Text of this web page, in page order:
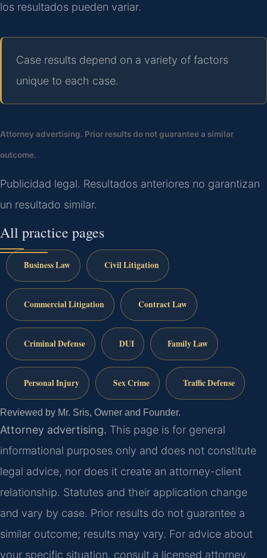
los resultados pueden variar.
Case results depend on a variety of factors
unique to each case.
Attorney advertising. Prior results do not guarantee a similar
outcome.
Publicidad legal. Resultados anteriores no garantizan
un resultado similar.
All practice pages
Business Law Civil Litigation
Commercial Litigation Contract Law
Criminal Defense DUI Family Law
Personal Injury Sex Crime Traffic Defense
Reviewed by Mr. Sris, Owner and Founder.
Attorney advertising. This page is for general
informational purposes only and does not constitute
legal advice, nor does it create an attorney-client
relationship. Statutes and their application change
and vary by case. Prior results do not guarantee a
similar outcome; results may vary. For advice about
your specific situation, consult a licensed attorney.